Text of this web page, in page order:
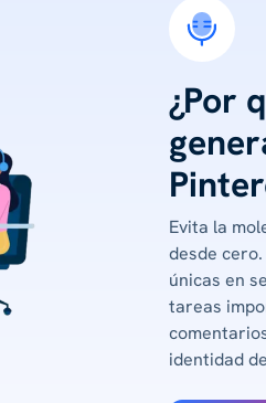
¿Por
Evita la
desde
únicas en
tareas
identidad